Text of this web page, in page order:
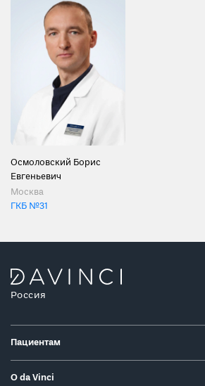
Осмоловский Борис
Евгеньевич
Москва
ГКБ №31
Россия
Пациентам
О da Vinci